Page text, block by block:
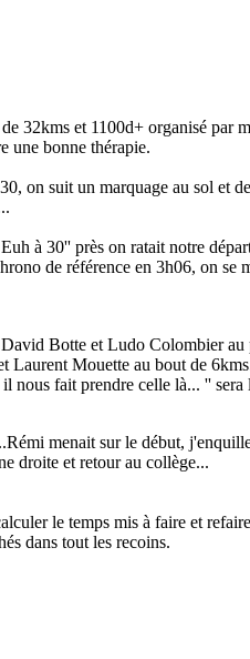
32kms et 1100d+ organisé par
une bonne thérapie.
on suit un marquage au sol et
à 30'' près on ratait notre
de référence en 3h06, on
Botte et Ludo Colombier
Mouette au bout de
fait prendre celle là... ''
menait sur le début,
droite et retour au collège...
le temps mis à faire et
dans tout les recoins.